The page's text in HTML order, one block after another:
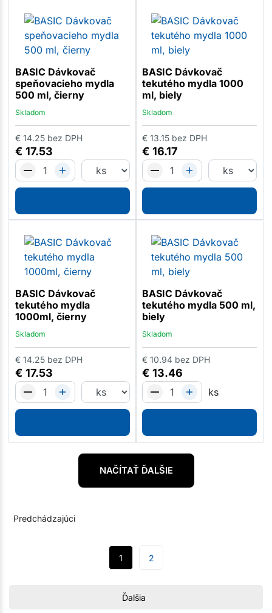
BASIC Dávkovač
speňovacieho mydla
500 ml, čierny
Skladom
€ 17.53
€ 14.25 bez DPH
BASIC Dávkovač
tekutého mydla 1000
ml, biely
Skladom
€ 16.17
€ 13.15 bez DPH
BASIC Dávkovač
tekutého mydla
1000ml, čierny
Skladom
€ 17.53
€ 14.25 bez DPH
BASIC Dávkovač
tekutého mydla 500 ml,
biely
Skladom
€ 13.46
€ 10.94 bez DPH
ks
NAČÍTAŤ ĎALŠIE
Predchádzajúci
1 2
Ďalšia